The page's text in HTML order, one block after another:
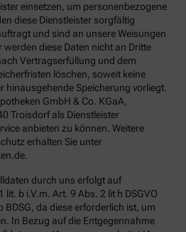
einsetzen, um personenbezogene
diese Dienstleister sorgfältig
und sind an unsere Weisungen
werden diese Daten nicht an Dritte
Vertragserfüllung und dem
löschen, soweit keine
hinausgehende Speicherung vorliegt.
GmbH & Co. KGaA,
Troisdorf als Dienstleister
anbieten zu können. Weitere
erhalten Sie unter
durch uns erfolgt auf
lit. b i.V.m. Art. 9 Abs. 2 lit h DSGVO
BDSG, da diese erforderlich ist, um
In Bezug auf die Entgegennahme